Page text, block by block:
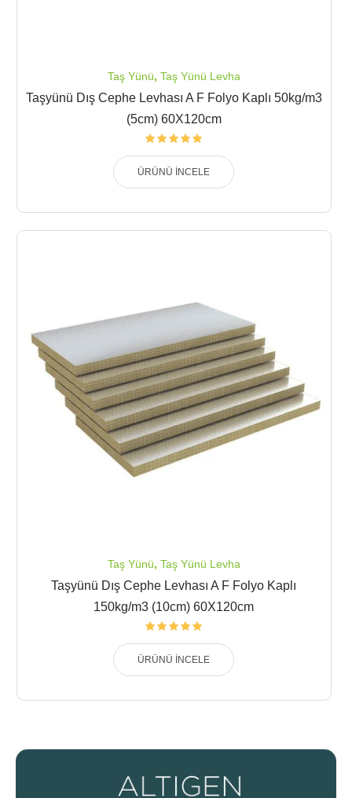
Taş Yünü, Taş Yünü Levha
Taşyünü Dış Cephe Levhası A F Folyo Kaplı 50kg/m3
(5cm) 60X120cm
ÜRÜNÜ İNCELE
Taş Yünü, Taş Yünü Levha
Taşyünü Dış Cephe Levhası A F Folyo Kaplı
150kg/m3 (10cm) 60X120cm
ÜRÜNÜ İNCELE